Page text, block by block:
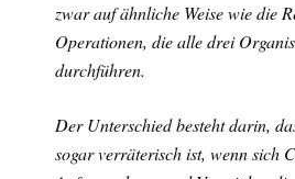
zwar auf ähnliche Weise wie die
Operationen, die alle drei
durchführen.
Der Unterschied besteht darin,
sogar verräterisch ist, wenn sich